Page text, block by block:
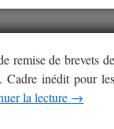
remise de brevets
Cadre inédit pour
la lecture →